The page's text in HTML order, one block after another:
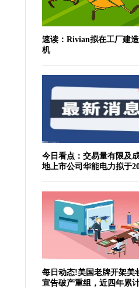
速读：Rivian拟在工厂建
机
今日看点：交易量有限及
地上市公司华能电力拟于
每日动态!美国老牌开架美
宣告破产重组，近四年累